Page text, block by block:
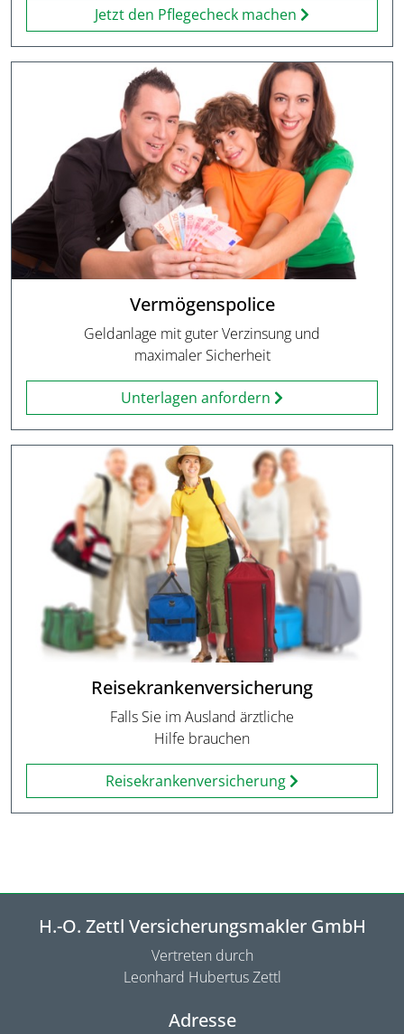
Jetzt den Pflegecheck machen
Vermögenspolice
Geldanlage mit guter Verzinsung und
maximaler Sicherheit
Unterlagen anfordern
Reisekrankenversicherung
Falls Sie im Ausland ärztliche
Hilfe brauchen
Reisekrankenversicherung
H.-O. Zettl Versicherungsmakler GmbH
Vertreten durch
Leonhard Hubertus Zettl
Adresse